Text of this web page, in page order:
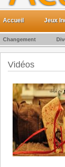
Accueil Jeux
Changement
Vidéos